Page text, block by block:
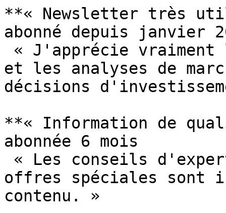
**« Newsletter très
abonné depuis janvier
et les analyses de
décisions
**« Information de
abonnée 6 mois
offres spéciales sont
contenu. »